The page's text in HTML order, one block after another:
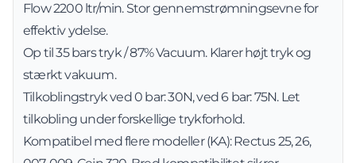
Flow 2200 ltr/min. Stor gennemstrømningsevne for
effektiv ydelse.
Op til 35 bars tryk / 87% Vacuum. Klarer højt tryk og
stærkt vakuum.
Tilkoblingstryk ved 0 bar: 30N, ved 6 bar: 75N. Let
tilkobling under forskellige trykforhold.
Kompatibel med flere modeller (KA): Rectus 25, 26,